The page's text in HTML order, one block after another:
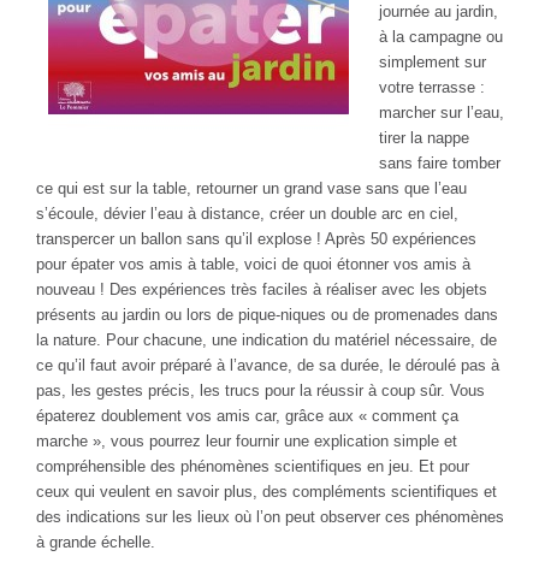
journée au jardin,
à la campagne ou
simplement sur
votre terrasse :
marcher sur l’eau,
tirer la nappe
sans faire tomber
ce qui est sur la table, retourner un grand vase sans que l’eau
s’écoule, dévier l’eau à distance, créer un double arc en ciel,
transpercer un ballon sans qu’il explose ! Après 50 expériences
pour épater vos amis à table, voici de quoi étonner vos amis à
nouveau ! Des expériences très faciles à réaliser avec les objets
présents au jardin ou lors de pique-niques ou de promenades dans
la nature. Pour chacune, une indication du matériel nécessaire, de
ce qu’il faut avoir préparé à l’avance, de sa durée, le déroulé pas à
pas, les gestes précis, les trucs pour la réussir à coup sûr. Vous
épaterez doublement vos amis car, grâce aux « comment ça
marche », vous pourrez leur fournir une explication simple et
compréhensible des phénomènes scientifiques en jeu. Et pour
ceux qui veulent en savoir plus, des compléments scientifiques et
des indications sur les lieux où l’on peut observer ces phénomènes
à grande échelle.